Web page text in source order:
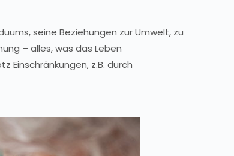
seine Beziehungen zur Umwelt, zu
– alles, was das Leben
Einschränkungen, z.B. durch